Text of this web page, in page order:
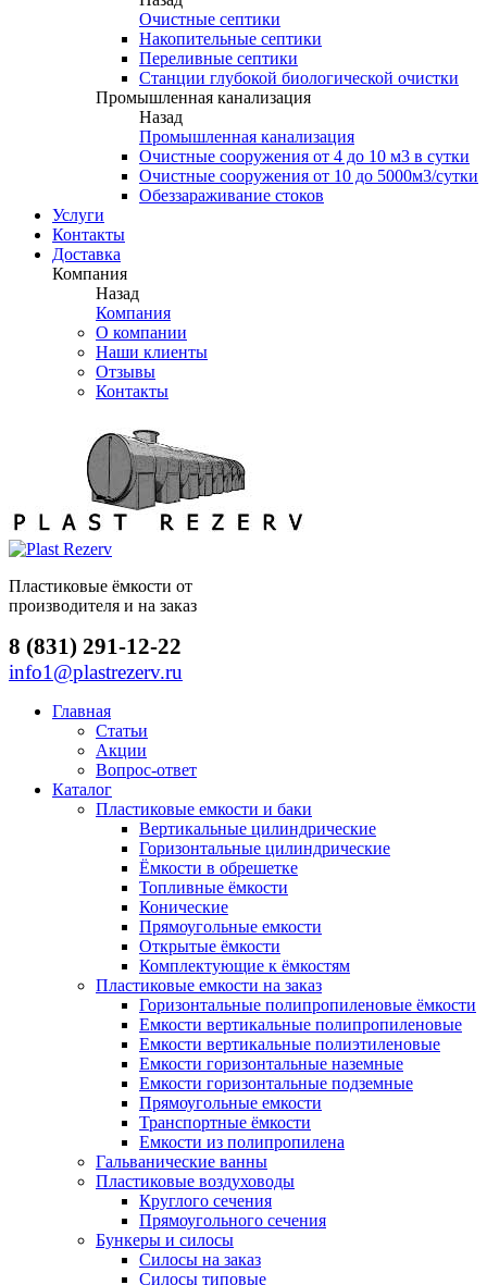
Очистные септики
Накопительные септики
Переливные септики
Станции глубокой биологической очистки
Промышленная канализация
Назад
Промышленная канализация
Очистные сооружения от 4 до 10 м3 в сутки
Очистные сооружения от 10 до 5000м3/сутки
Обеззараживание стоков
Услуги
Контакты
Доставка
Компания
Назад
Компания
О компании
Наши клиенты
Отзывы
Контакты
Пластиковые ёмкости от
производителя и на заказ
8 (831) 291-12-22
info1@plastrezerv.ru
Главная
Статьи
Акции
Вопрос-ответ
Каталог
Пластиковые емкости и баки
Вертикальные цилиндрические
Горизонтальные цилиндрические
Ёмкости в обрешетке
Топливные ёмкости
Конические
Прямоугольные емкости
Открытые ёмкости
Комплектующие к ёмкостям
Пластиковые емкости на заказ
Горизонтальные полипропиленовые ёмкости
Емкости вертикальные полипропиленовые
Емкости вертикальные полиэтиленовые
Емкости горизонтальные наземные
Емкости горизонтальные подземные
Прямоугольные емкости
Транспортные ёмкости
Емкости из полипропилена
Гальванические ванны
Пластиковые воздуховоды
Круглого сечения
Прямоугольного сечения
Бункеры и силосы
Силосы на заказ
Силосы типовые